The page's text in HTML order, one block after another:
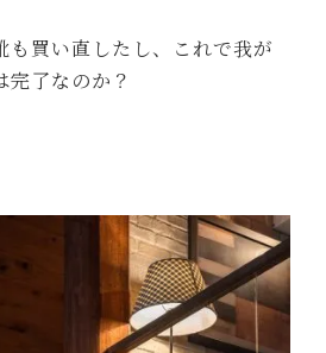
も買い直したし、これで我が
完了なのか？